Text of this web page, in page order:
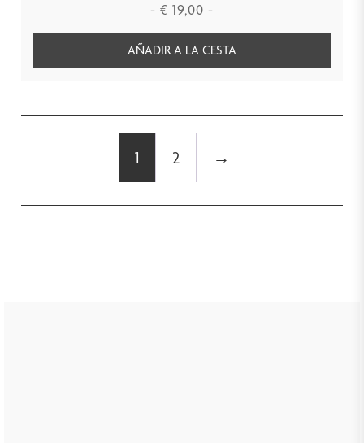
- € 19,00 -
AÑADIR A LA CESTA
1 2 →